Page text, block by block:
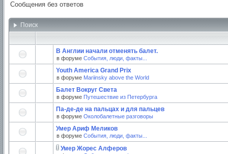
Сообщения без ответов
Поиск
В Англии начали отменять балет.
в форуме События, люди, факты...
Youth America Grand Prix
в форуме Mariinsky above the World
Балет Вокруг Света
в форуме Путешествие из Петербурга
Па-де-де на пальцах и для пальцев
в форуме Околобалетные разговоры
Умер Ариф Меликов
в форуме События, люди, факты...
Умер Жорес Алферов